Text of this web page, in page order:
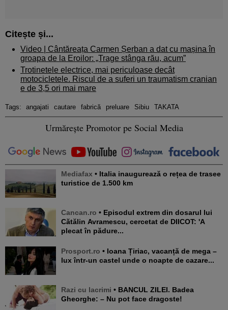
Citește și...
Video | Cântăreața Carmen Șerban a dat cu mașina în
groapa de la Eroilor: „Trage stânga rău, acum”
Trotinetele electrice, mai periculoase decât
motocicletele. Riscul de a suferi un traumatism cranian
e de 3,5 ori mai mare
Tags: angajati cautare fabrică preluare Sibiu TAKATA
Urmărește Promotor pe Social Media
Mediafax • Italia inaugurează o rețea de trasee
turistice de 1.500 km
Cancan.ro • Episodul extrem din dosarul lui
Cătălin Avramescu, cercetat de DIICOT: 'A
plecat în pădure...
Prosport.ro • Ioana Țiriac, vacanță de mega –
lux într-un castel unde o noapte de cazare...
Razi cu lacrimi • BANCUL ZILEI. Badea
Gheorghe: – Nu pot face dragoste!